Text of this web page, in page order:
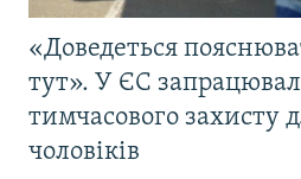
«Доведеться
тут». У ЄС
тимчасового захисту
чоловіків